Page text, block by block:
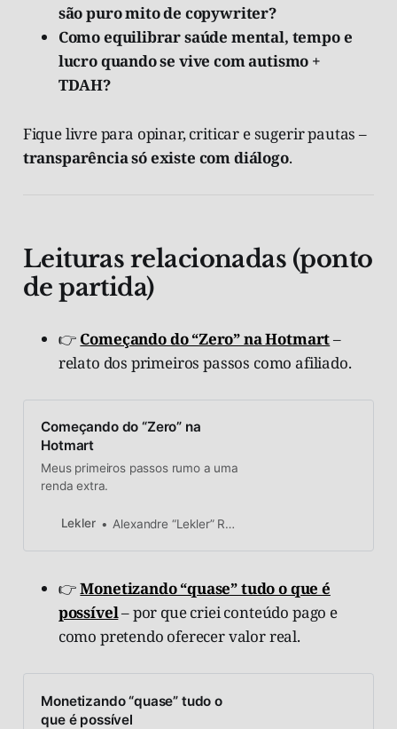
são puro mito de copywriter?
Como equilibrar saúde mental, tempo e
lucro quando se vive com autismo +
TDAH?
Fique livre para opinar, criticar e sugerir pautas –
transparência só existe com diálogo.
Leituras relacionadas (ponto
de partida)
👉 Começando do “Zero” na Hotmart–
relato dos primeiros passos como afiliado.
Começando do “Zero” na
Hotmart
Meus primeiros passos rumo a uma
renda extra.
Lekler Alexandre “Lekler” Rodrigues
👉Monetizando “quase” tudo o que é
possível– por que criei conteúdo pago e
como pretendo oferecer valor real.
Monetizando “quase” tudo o
que é possível